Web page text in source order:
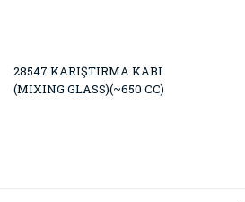
28547 KARIŞTIRMA KABI
(MIXING GLASS)(~650 CC)